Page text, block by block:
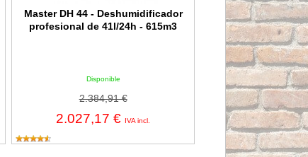
Master DH 44 - Deshumidificador
profesional de 41l/24h - 615m3
Disponible
2.384,91 €
2.027,17 € IVA incl.